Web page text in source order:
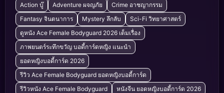
Action บู๊ Adventure ผจญภัย
Crime อาชญากรรม
Fantasy จินตนาการ
Mystery ลึกลับ
Sci-Fi วิทยาศาสตร์
ดูหนัง Ace Female Bodyguard 2026 เต็มเรื่อง
ภาพยนตร์ระทึกขวัญ บอดี้การ์ดหญิง แนะนำ
ยอดหญิงบอดี้การ์ด 2026
รีวิว Ace Female Bodyguard ยอดหญิงบอดี้การ์ด
รีวิวหนัง Ace Female Bodyguard
หนังจีน ยอดหญิงบอดี้การ์ด 2026